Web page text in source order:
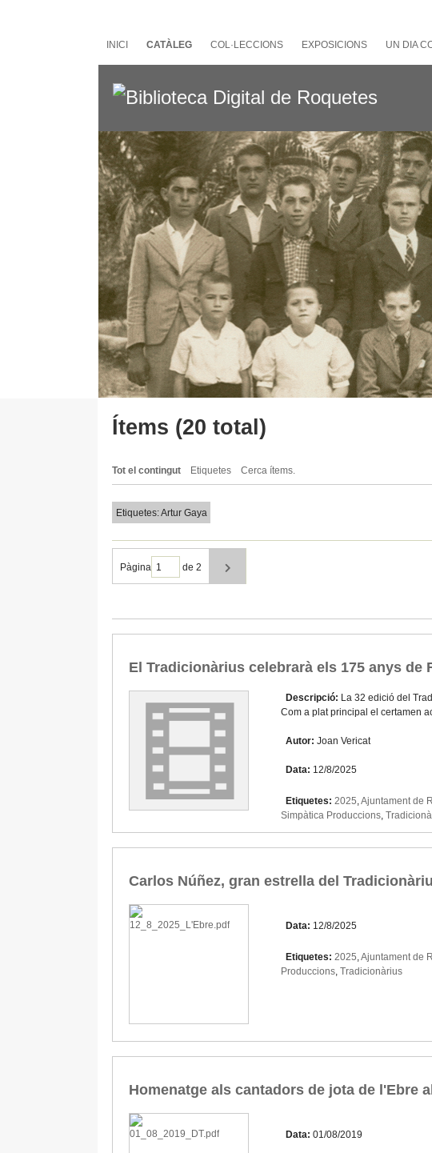
INICI CATÀLEG COL·LECCIONS EXPOSICIONS UN DIA
Ítems (20 total)
Tot el contingut Etiquetes Cerca ítems.
Etiquetes: Artur Gaya
Pàgina
de 2
El Tradicionàrius celebrarà els 175 anys
Descripció: La 32 edició del
Com a plat principal el certamen
Autor: Joan Vericat
Data: 12/8/2025
Etiquetes: 2025,Ajuntament de
Simpàtica Produccions,
Carlos Núñez, gran estrella del
Data: 12/8/2025
Etiquetes: 2025,Ajuntament de
Produccions, Tradicionàrius
Homenatge als cantadors de jota de l'Ebre
Data: 01/08/2019